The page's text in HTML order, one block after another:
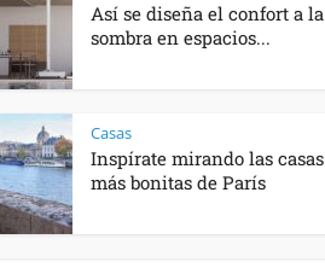
Así se diseña el confort a la
sombra en espacios...
Casas
Inspírate mirando las casas
más bonitas de París